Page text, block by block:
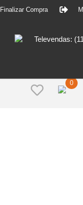
Finalizar Compra
Televendas:
0